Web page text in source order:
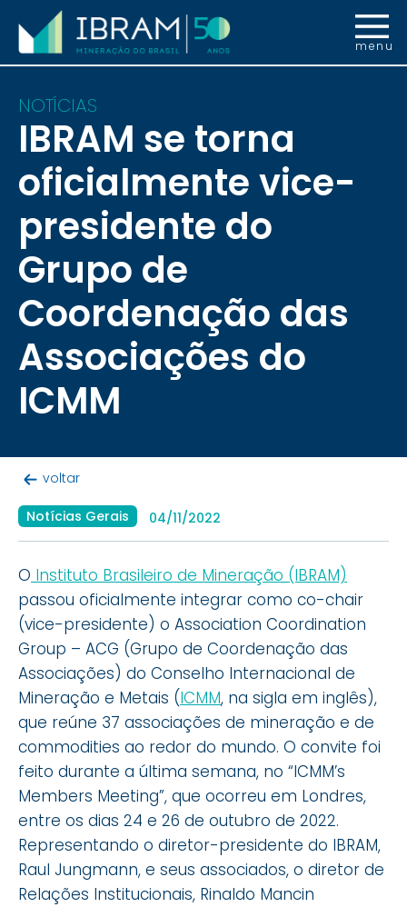
menu
NOTÍCIAS
IBRAM se torna
oficialmente vice-
presidente do
Grupo de
Coordenação das
Associações do
ICMM
voltar
Notícias Gerais 04/11/2022
O Instituto Brasileiro de Mineração (IBRAM)
passou oficialmente integrar como co-chair
(vice-presidente) o Association Coordination
Group – ACG (Grupo de Coordenação das
Associações) do Conselho Internacional de
Mineração e Metais (ICMM, na sigla em inglês),
que reúne 37 associações de mineração e de
commodities ao redor do mundo. O convite foi
feito durante a última semana, no “ICMM’s
Members Meeting”, que ocorreu em Londres,
entre os dias 24 e 26 de outubro de 2022.
Representando o diretor-presidente do IBRAM,
Raul Jungmann, e seus associados, o diretor de
Relações Institucionais, Rinaldo Mancin